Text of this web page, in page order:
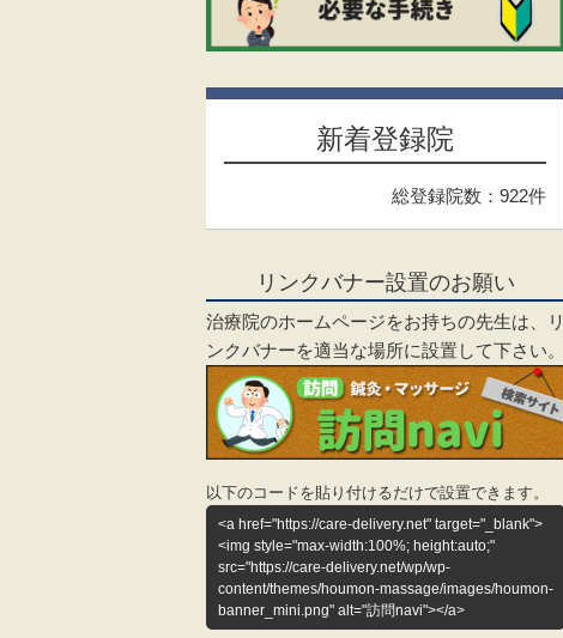
新着登録院
総登録院数：922件
リンクバナー設置のお願い
治療院のホームページをお持ちの先生は、リ
ンクバナーを適当な場所に設置して下さい。
以下のコードを貼り付けるだけで設置できます。
<a href="https://care-delivery.net" target="_blank">
<img style="max-width:100%; height:auto;"
src="https://care-delivery.net/wp/wp-
content/themes/houmon-massage/images/houmon-
banner_mini.png" alt="訪問navi"></a>